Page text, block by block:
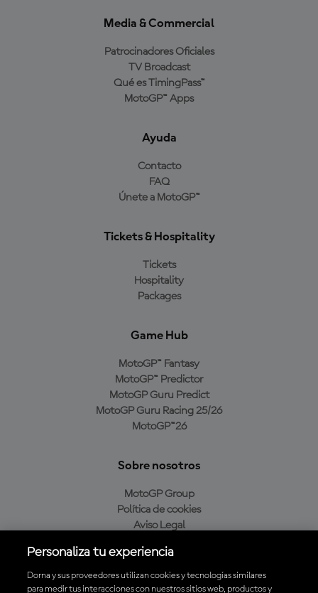
Media & Commercial
Patrocinadores Oficiales
TV Broadcast
Qué es TimingPass™
MotoGP™ Apps
Ayuda
Contacto
FAQ
Únete a MotoGP™
Tickets & Hospitality
Tickets
Hospitality
Packages
Game Hub
MotoGP™ Fantasy
MotoGP™ Predictor
MotoGP Guru Predict
MotoGP Guru Racing 25/26
MotoGP™26
Sobre nosotros
MotoGP Group
Política de cookies
Aviso Legal
Política de compra
Personaliza tu experiencia
Dorna y sus proveedores utilizan cookies y tecnologías similares
para medir tus interacciones con nuestros sitios web, productos y